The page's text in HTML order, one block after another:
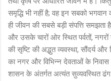
समृद्धि भी नहीं है; वह इन सबको
ही जीवन की सबसे बड़ी संपत्ति
और उसके चारों ओर स्थित पर्वतों,
की सृष्टि की अद्भुत व्यवस्था, सौंदर्य
का नगर और विभिन्न देवताओं के निवास
शासन के अंतर्गत अत्यंत सुव्यवस्थित ढंग